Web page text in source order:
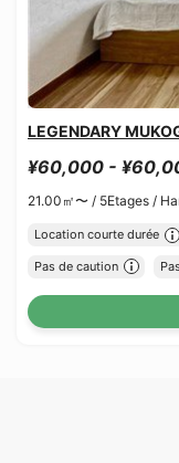
LEGENDARY
¥60,000 -
21.00㎡〜 / 5Etages /
Location courte durée
Pas de caution